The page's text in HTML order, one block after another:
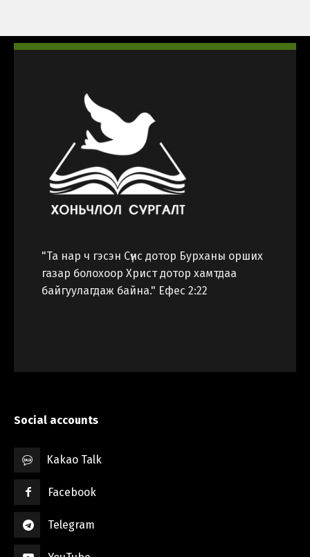
"Та нар ч гэсэн Сүнс дотор Бурханы орших
газар болохоор Христ дотор хамтдаа
байгуулагдаж байна." Ефес 2:22
Social accounts
Kakao Talk
Facebook
Telegram